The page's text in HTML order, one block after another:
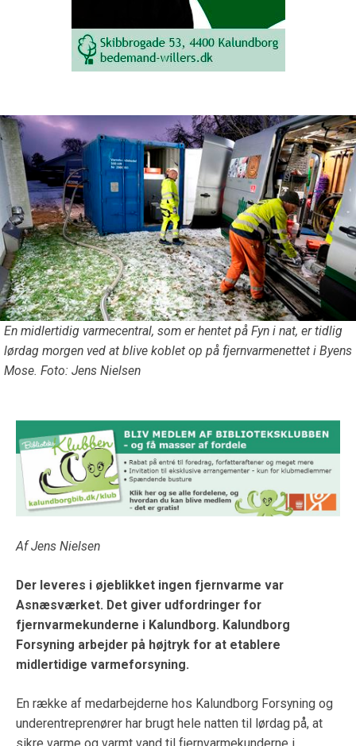
En midlertidig varmecentral, som er hentet på Fyn i nat, er tidlig
lørdag morgen ved at blive koblet op på fjernvarmenettet i Byens
Mose. Foto: Jens Nielsen
Af Jens Nielsen
Der leveres i øjeblikket ingen fjernvarme var
Asnæsværket. Det giver udfordringer for
fjernvarmekunderne i Kalundborg. Kalundborg
Forsyning arbejder på højtryk for at etablere
midlertidige varmeforsyning.
En række af medarbejderne hos Kalundborg Forsyning og
underentreprenører har brugt hele natten til lørdag på, at
sikre varme og varmt vand til fjernvarmekunderne i